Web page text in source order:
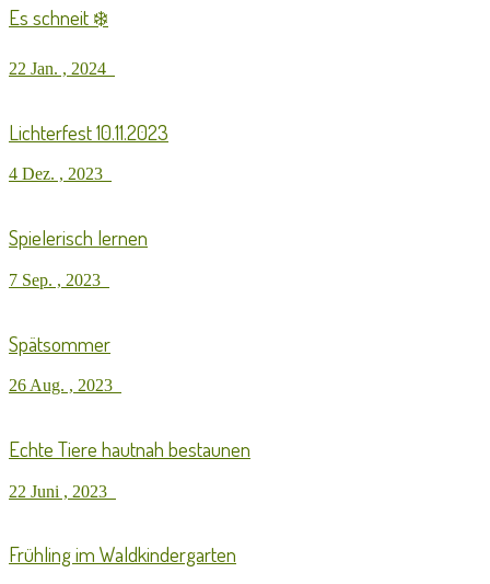
Es schneit ❄️
22 Jan. , 2024
Lichterfest 10.11.2023
4 Dez. , 2023
Spielerisch lernen
7 Sep. , 2023
Spätsommer
26 Aug. , 2023
Echte Tiere hautnah bestaunen
22 Juni , 2023
Frühling im Waldkindergarten